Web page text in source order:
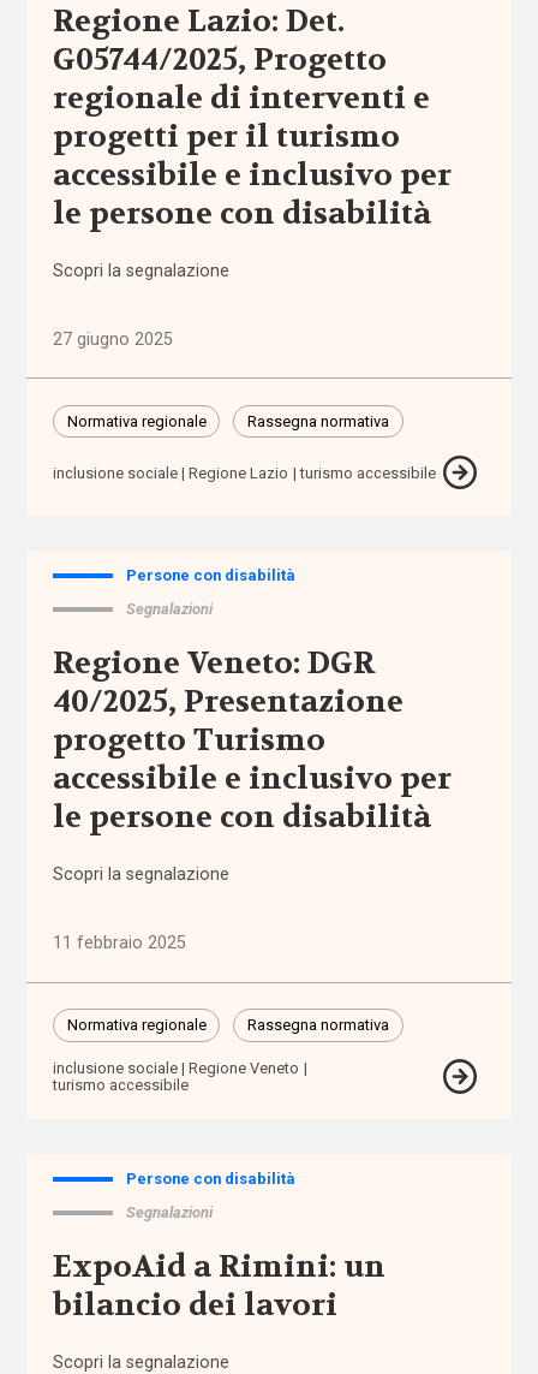
Politiche
e governo
del welfare
(1.768)
Povertà e
disuguaglianze
sociali
(344)
Terzo
settore
(752)
Sezioni
Dati e
Esperienze
Normativa
Punti
Regione Lazio: Det.
G05744/2025, Progetto
regionale di interventi e
progetti per il turismo
accessibile e inclusivo per
le persone con disabilità
Scopri la segnalazione
27 giugno 2025
Normativa regionale Rassegna normativa
inclusione sociale Regione Lazio turismo accessibile
Persone con disabilità
Segnalazioni
Regione Veneto: DGR
40/2025, Presentazione
progetto Turismo
accessibile e inclusivo per
le persone con disabilità
Scopri la segnalazione
11 febbraio 2025
Normativa regionale Rassegna normativa
inclusione sociale
Regione Veneto
turismo accessibile
Persone con disabilità
Segnalazioni
ExpoAid a Rimini: un
bilancio dei lavori
Scopri la segnalazione